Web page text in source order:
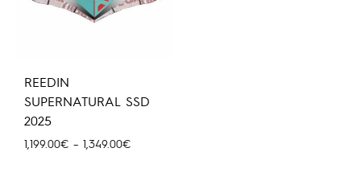
REEDIN
SUPERNATURAL SSD
2025
1,199.00€ – 1,349.00€Hinnavahemik: